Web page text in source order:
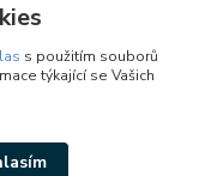
s použitím souborů
týkající se Vašich